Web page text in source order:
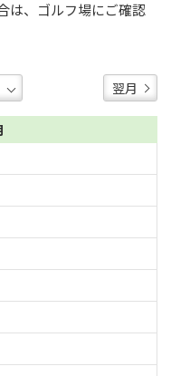
は、ゴルフ場にご確認
翌月